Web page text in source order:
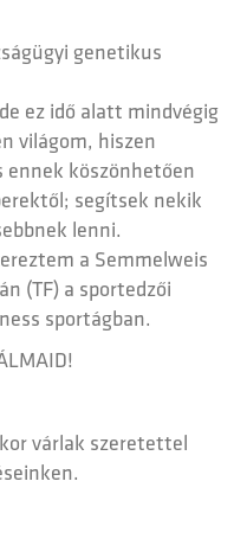
genetikus
ez idő alatt mindvégig
világom, hiszen
ennek köszönhetően
segítsek nekik
lenni.
a Semmelweis
(TF) a sportedzői
sportágban.
várlak szeretettel